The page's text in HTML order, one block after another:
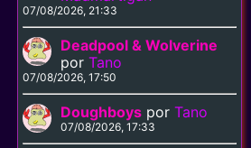
07/08/2026, 21:33
Deadpool & Wolverine
porTano
07/08/2026, 17:50
Doughboys porTano
07/08/2026, 17:33